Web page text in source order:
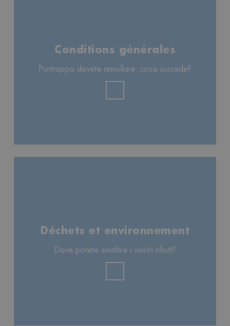
Conditions générales
Purtroppo dovete annullare..cosa succede?
Déchets et environnement
Dove potete smaltire i vostri rifiuti?